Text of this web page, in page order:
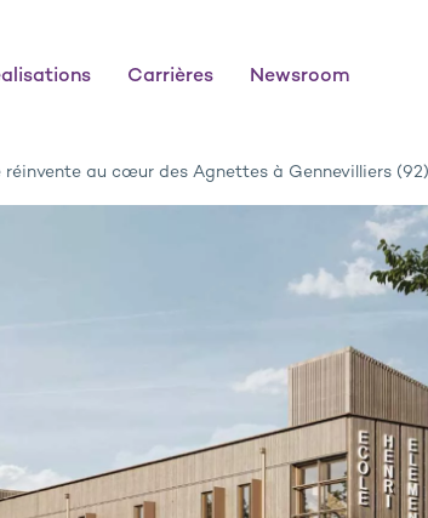
Carrières Newsroom
réinvente au cœur des Agnettes à Gennevilliers (92)